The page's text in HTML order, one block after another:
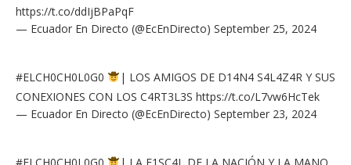
https://t.co/ddIjBPaPqF
— Ecuador En Directo (@EcEnDirecto) September 25, 2024
#ELCH0CH0L0G0
| LOS AMIGOS DE D14N4 S4L4Z4R Y SUS
CONEXIONES CON LOS C4RT3L3S https://t.co/L7vw6HcTek
— Ecuador En Directo (@EcEnDirecto) September 23, 2024